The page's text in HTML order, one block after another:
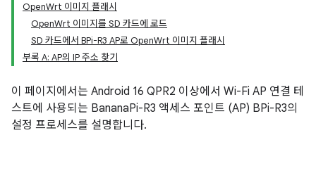
OpenWrt 이미지 플래시
OpenWrt 이미지를 SD 카드에 로드
SD 카드에서 BPi-R3 AP로 OpenWrt 이미지 플래시
부록 A: AP의 IP 주소 찾기
이 페이지에서는 Android 16 QPR2 이상에서 Wi-Fi AP 연결 테
스트에 사용되는 BananaPi-R3 액세스 포인트 (AP) BPi-R3의
설정 프로세스를 설명합니다.